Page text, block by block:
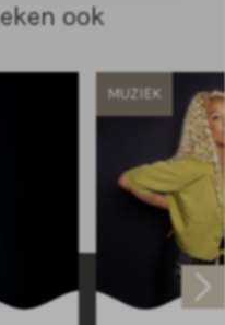
ook
MUZIEK